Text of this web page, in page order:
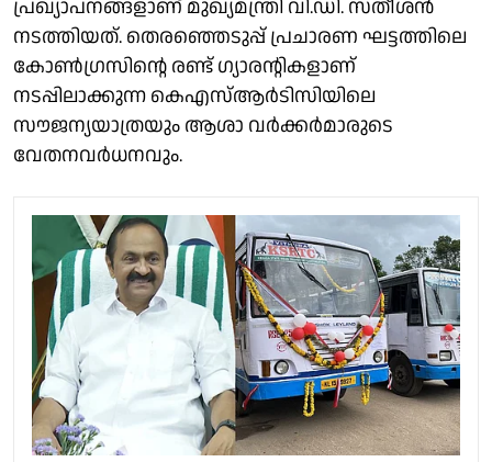
പ്രഖ്യാപനങ്ങളാണ് മുഖ്യമന്ത്രി വി.ഡി. സതീശൻ
നടത്തിയത്. തെരഞ്ഞെടുപ്പ് പ്രചാരണ ഘട്ടത്തിലെ
കോൺഗ്രസിൻ്റെ രണ്ട് ഗ്യാരൻ്റികളാണ്
നടപ്പിലാക്കുന്ന കെഎസ്ആർടിസിയിലെ
സൗജന്യയാത്രയും ആശാ വർക്കർമാരുടെ
വേതനവർധനവും.